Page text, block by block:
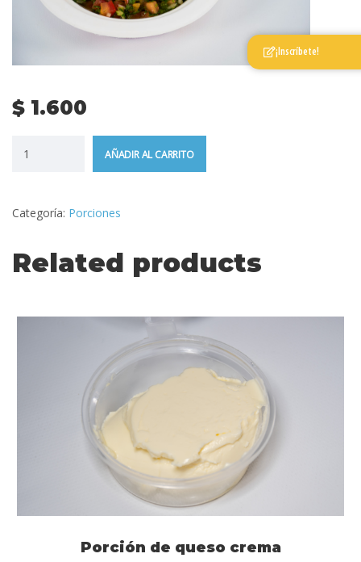
$ 1.600
AÑADIR AL CARRITO
Categoría: Porciones
Related products
Porción de queso crema
¡Inscríbete!